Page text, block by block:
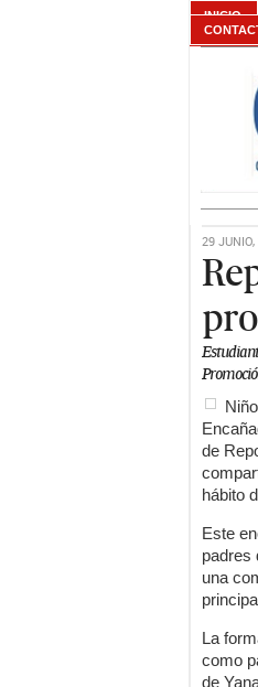
INICIO
29
de
hábito
Este
padres
una
La
como
de